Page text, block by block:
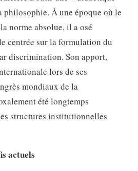
philosophie. À une époque où le
norme absolue, il a osé
centrée sur la formulation du
discrimination. Son apport,
lors de ses
mondiaux de la
été longtemps
structures institutionnelles
actuels